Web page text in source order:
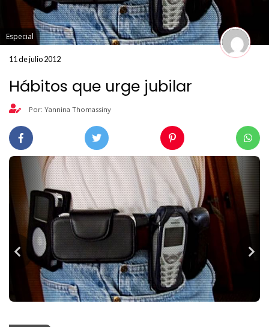
Especial
11 de julio 2012
Hábitos que urge jubilar
Por: Yannina Thomassiny